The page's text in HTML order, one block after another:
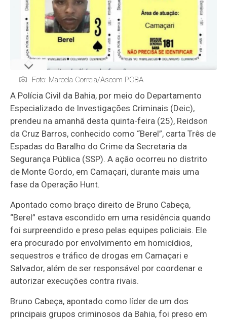
Foto: Marcela Correia/Ascom PCBA
A Polícia Civil da Bahia, por meio do Departamento
Especializado de Investigações Criminais (Deic),
prendeu na amanhã desta quinta-feira (25), Reidson
da Cruz Barros, conhecido como “Berel”, carta Três de
Espadas do Baralho do Crime da Secretaria da
Segurança Pública (SSP). A ação ocorreu no distrito
de Monte Gordo, em Camaçari, durante mais uma
fase da Operação Hunt.
Apontado como braço direito de Bruno Cabeça,
“Berel” estava escondido em uma residência quando
foi surpreendido e preso pelas equipes policiais. Ele
era procurado por envolvimento em homicídios,
sequestros e tráfico de drogas em Camaçari e
Salvador, além de ser responsável por coordenar e
autorizar execuções contra rivais.
Bruno Cabeça, apontado como líder de um dos
principais grupos criminosos da Bahia, foi preso em